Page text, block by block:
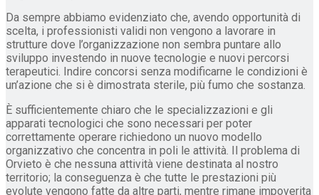
Da sempre abbiamo evidenziato che, avendo opportunità di
scelta, i professionisti validi non vengono a lavorare in
strutture dove l’organizzazione non sembra puntare allo
sviluppo investendo in nuove tecnologie e nuovi percorsi
terapeutici. Indire concorsi senza modificarne le condizioni è
un’azione che si è dimostrata sterile, più fumo che sostanza.
È sufficientemente chiaro che le specializzazioni e gli
apparati tecnologici che sono necessari per poter
correttamente operare richiedono un nuovo modello
organizzativo che concentra in poli le attività. Il problema di
Orvieto è che nessuna attività viene destinata al nostro
territorio; la conseguenza è che tutte le prestazioni più
evolute vengono fatte da altre parti, mentre rimane impoverita